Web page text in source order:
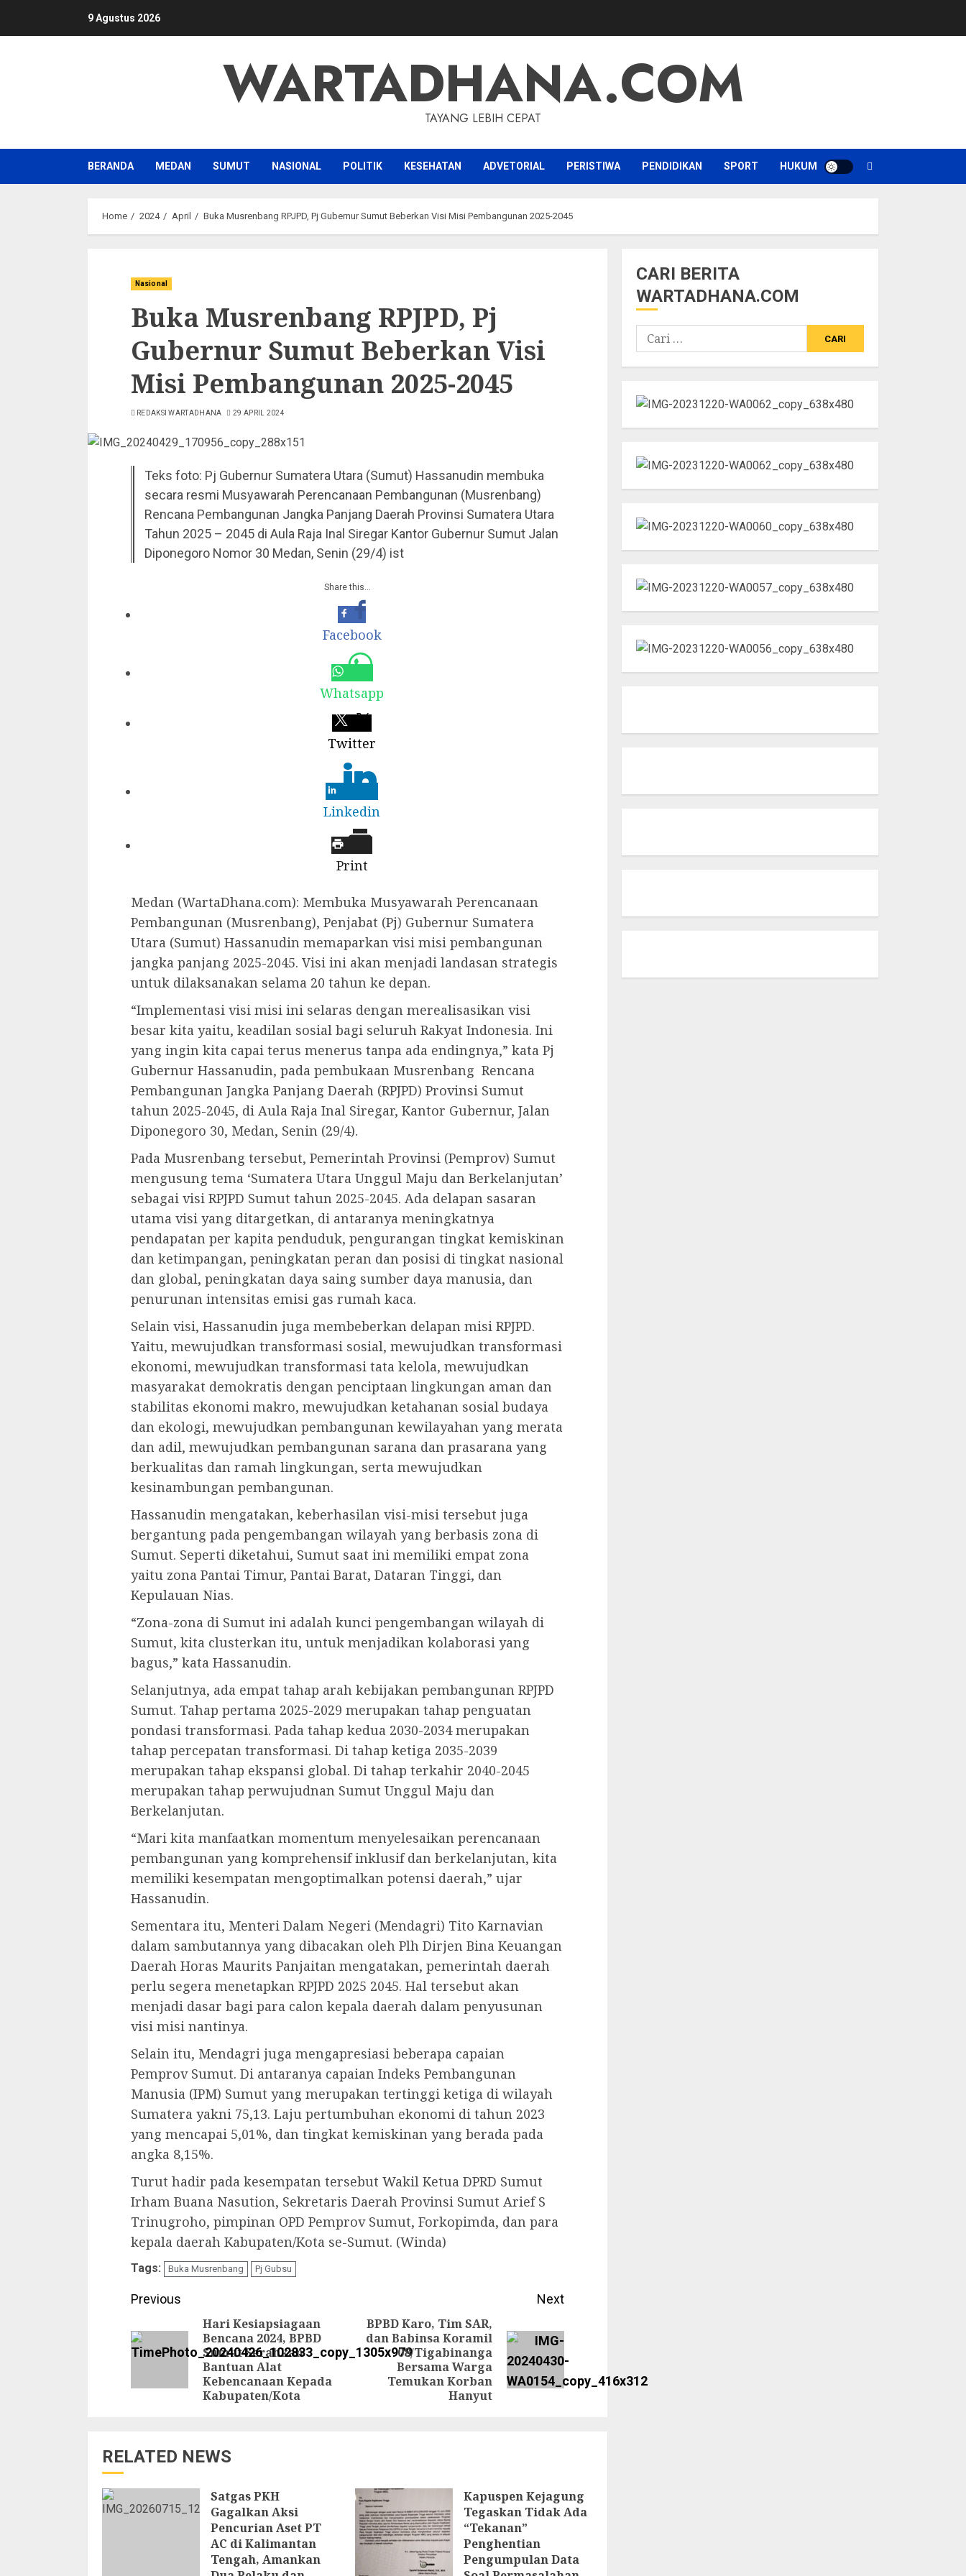
9 Agustus 2026
WARTADHANA.COM
TAYANG LEBIH CEPAT
BERANDA MEDAN SUMUT NASIONAL POLITIK KESEHATAN ADVETORIAL PERISTIWA PENDIDIKAN SPORT HUKUM
Home 2024 April Buka Musrenbang RPJPD, Pj Gubernur Sumut Beberkan Visi Misi Pembangunan 2025-2045
Nasional
Buka Musrenbang RPJPD, Pj
Gubernur Sumut Beberkan Visi
Misi Pembangunan 2025-2045
REDAKSI WARTADHANA 29 APRIL 2024
Teks foto: Pj Gubernur Sumatera Utara (Sumut) Hassanudin membuka
secara resmi Musyawarah Perencanaan Pembangunan (Musrenbang)
Rencana Pembangunan Jangka Panjang Daerah Provinsi Sumatera Utara
Tahun 2025 – 2045 di Aula Raja Inal Siregar Kantor Gubernur Sumut Jalan
Diponegoro Nomor 30 Medan, Senin (29/4) ist
Share this…
Facebook
Whatsapp
Twitter
Linkedin
Print
Medan (WartaDhana.com): Membuka Musyawarah Perencanaan
Pembangunan (Musrenbang), Penjabat (Pj) Gubernur Sumatera
Utara (Sumut) Hassanudin memaparkan visi misi pembangunan
jangka panjang 2025-2045. Visi ini akan menjadi landasan strategis
untuk dilaksanakan selama 20 tahun ke depan.
“Implementasi visi misi ini selaras dengan merealisasikan visi
besar kita yaitu, keadilan sosial bagi seluruh Rakyat Indonesia. Ini
yang ingin kita capai terus menerus tanpa ada endingnya,” kata Pj
Gubernur Hassanudin, pada pembukaan Musrenbang Rencana
Pembangunan Jangka Panjang Daerah (RPJPD) Provinsi Sumut
tahun 2025-2045, di Aula Raja Inal Siregar, Kantor Gubernur, Jalan
Diponegoro 30, Medan, Senin (29/4).
Pada Musrenbang tersebut, Pemerintah Provinsi (Pemprov) Sumut
mengusung tema ‘Sumatera Utara Unggul Maju dan Berkelanjutan’
sebagai visi RPJPD Sumut tahun 2025-2045. Ada delapan sasaran
utama visi yang ditargetkan, di antaranya meningkatnya
pendapatan per kapita penduduk, pengurangan tingkat kemiskinan
dan ketimpangan, peningkatan peran dan posisi di tingkat nasional
dan global, peningkatan daya saing sumber daya manusia, dan
penurunan intensitas emisi gas rumah kaca.
Selain visi, Hassanudin juga membeberkan delapan misi RPJPD.
Yaitu, mewujudkan transformasi sosial, mewujudkan transformasi
ekonomi, mewujudkan transformasi tata kelola, mewujudkan
masyarakat demokratis dengan penciptaan lingkungan aman dan
stabilitas ekonomi makro, mewujudkan ketahanan sosial budaya
dan ekologi, mewujudkan pembangunan kewilayahan yang merata
dan adil, mewujudkan pembangunan sarana dan prasarana yang
berkualitas dan ramah lingkungan, serta mewujudkan
kesinambungan pembangunan.
Hassanudin mengatakan, keberhasilan visi-misi tersebut juga
bergantung pada pengembangan wilayah yang berbasis zona di
Sumut. Seperti diketahui, Sumut saat ini memiliki empat zona
yaitu zona Pantai Timur, Pantai Barat, Dataran Tinggi, dan
Kepulauan Nias.
“Zona-zona di Sumut ini adalah kunci pengembangan wilayah di
Sumut, kita clusterkan itu, untuk menjadikan kolaborasi yang
bagus,” kata Hassanudin.
Selanjutnya, ada empat tahap arah kebijakan pembangunan RPJPD
Sumut. Tahap pertama 2025-2029 merupakan tahap penguatan
pondasi transformasi. Pada tahap kedua 2030-2034 merupakan
tahap percepatan transformasi. Di tahap ketiga 2035-2039
merupakan tahap ekspansi global. Di tahap terkahir 2040-2045
merupakan tahap perwujudnan Sumut Unggul Maju dan
Berkelanjutan.
“Mari kita manfaatkan momentum menyelesaikan perencanaan
pembangunan yang komprehensif inklusif dan berkelanjutan, kita
memiliki kesempatan mengoptimalkan potensi daerah,” ujar
Hassanudin.
Sementara itu, Menteri Dalam Negeri (Mendagri) Tito Karnavian
dalam sambutannya yang dibacakan oleh Plh Dirjen Bina Keuangan
Daerah Horas Maurits Panjaitan mengatakan, pemerintah daerah
perlu segera menetapkan RPJPD 2025 2045. Hal tersebut akan
menjadi dasar bagi para calon kepala daerah dalam penyusunan
visi misi nantinya.
Selain itu, Mendagri juga mengapresiasi beberapa capaian
Pemprov Sumut. Di antaranya capaian Indeks Pembangunan
Manusia (IPM) Sumut yang merupakan tertinggi ketiga di wilayah
Sumatera yakni 75,13. Laju pertumbuhan ekonomi di tahun 2023
yang mencapai 5,01%, dan tingkat kemiskinan yang berada pada
angka 8,15%.
Turut hadir pada kesempatan tersebut Wakil Ketua DPRD Sumut
Irham Buana Nasution, Sekretaris Daerah Provinsi Sumut Arief S
Trinugroho, pimpinan OPD Pemprov Sumut, Forkopimda, dan para
kepala daerah Kabupaten/Kota se-Sumut. (Winda)
Tags: Buka Musrenbang Pj Gubsu
Continue
Reading
Previous
Previous
Hari Kesiapsiagaan
Bencana 2024, BPBD
Sumut Serahkan
Bantuan Alat
Kebencanaan Kepada
Kabupaten/Kota
Next
Next
BPBD Karo, Tim SAR,
dan Babinsa Koramil
08/Tigabinanga
Bersama Warga
Temukan Korban
Hanyut
RELATED NEWS
Satgas PKH
Gagalkan Aksi
Pencurian Aset PT
AC di Kalimantan
Tengah, Amankan
Kapuspen Kejagung
Tegaskan Tidak Ada
“Tekanan”
Penghentian
Pengumpulan Data
CARI BERITA
WARTADHANA.COM
Cari
untuk: